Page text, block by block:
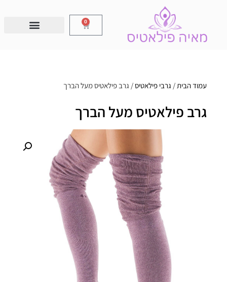
0
עמוד הבית/ גרבי פילאטיס/ גרב פילאטיס מעל הברך
גרב פילאטיס מעל הברך